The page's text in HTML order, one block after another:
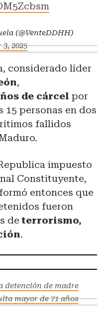
(@VenteDDHH)
2025
considerado líder
,
de cárcel por
personas en dos
fallidos
impuesto
Constituyente,
entonces que
fueron
deterrorismo,
.
detención de madre
mayor de 71 años